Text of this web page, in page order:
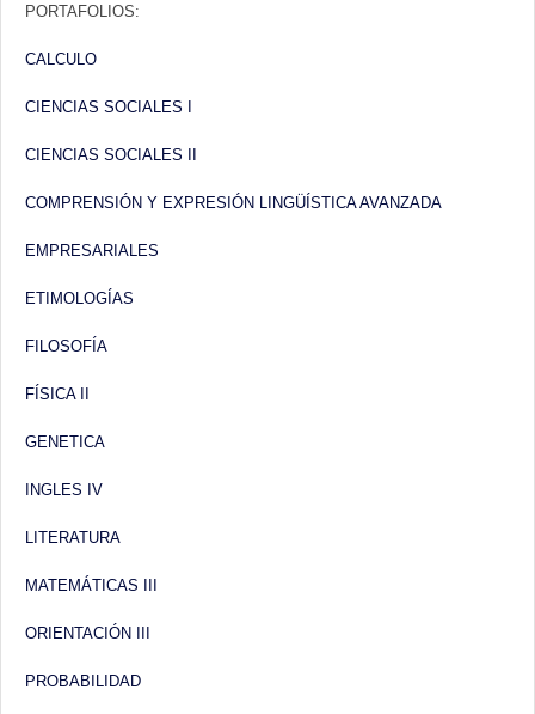
PORTAFOLIOS:
CALCULO
CIENCIAS SOCIALES I
CIENCIAS SOCIALES II
COMPRENSIÓN Y EXPRESIÓN LINGÜÍSTICA AVANZADA
EMPRESARIALES
ETIMOLOGÍAS
FILOSOFÍA
FÍSICA II
GENETICA
INGLES IV
LITERATURA
MATEMÁTICAS III
ORIENTACIÓN III
PROBABILIDAD